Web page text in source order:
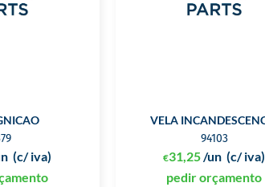
(c/ iva)
VELA
94103
€31,25 (c/ iva)
/un
pedir orçamento